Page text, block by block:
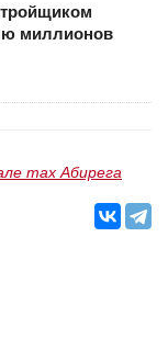
миллионов
max Абирега